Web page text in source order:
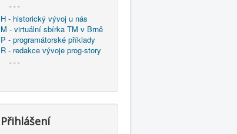
- - -
H - historický vývoj u nás
M - virtuální sbírka TM v Brně
P - programátorské příklady
R - redakce vývoje prog-story
- - -
Přihlášení